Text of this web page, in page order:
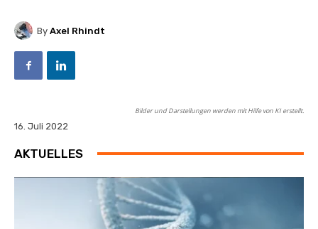
By Axel Rhindt
Bilder und Darstellungen werden mit Hilfe von KI erstellt.
16. Juli 2022
AKTUELLES